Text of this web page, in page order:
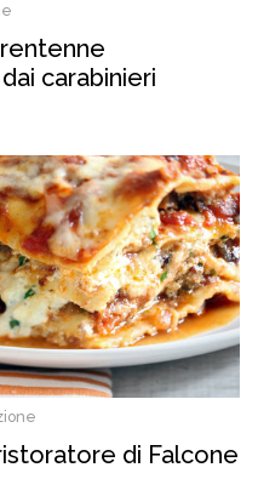
carabinieri
di Falcone